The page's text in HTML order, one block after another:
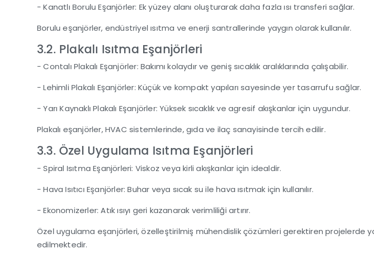
- Kanatlı Borulu Eşanjörler: Ek yüzey alanı oluşturarak daha fazla ısı transferi sağlar.
Borulu eşanjörler, endüstriyel ısıtma ve enerji santrallerinde yaygın olarak kullanılır.
3.2. Plakalı Isıtma Eşanjörleri
- Contalı Plakalı Eşanjörler: Bakımı kolaydır ve geniş sıcaklık aralıklarında çalışabilir.
- Lehimli Plakalı Eşanjörler: Küçük ve kompakt yapıları sayesinde yer tasarrufu sağlar.
- Yarı Kaynaklı Plakalı Eşanjörler: Yüksek sıcaklık ve agresif akışkanlar için uygundur.
Plakalı eşanjörler, HVAC sistemlerinde, gıda ve ilaç sanayisinde tercih edilir.
3.3. Özel Uygulama Isıtma Eşanjörleri
- Spiral Isıtma Eşanjörleri: Viskoz veya kirli akışkanlar için idealdir.
- Hava Isıtıcı Eşanjörler: Buhar veya sıcak su ile hava ısıtmak için kullanılır.
- Ekonomizerler: Atık ısıyı geri kazanarak verimliliği artırır.
Özel uygulama eşanjörleri, özelleştirilmiş mühendislik çözümleri gerektiren projelerde
edilmektedir.